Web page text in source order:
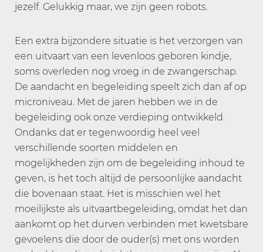
jezelf. Gelukkig maar, we zijn geen robots.
Een extra bijzondere situatie is het verzorgen van
een uitvaart van een levenloos geboren kindje,
soms overleden nog vroeg in de zwangerschap.
De aandacht en begeleiding speelt zich dan af op
microniveau. Met de jaren hebben we in de
begeleiding ook onze verdieping ontwikkeld.
Ondanks dat er tegenwoordig heel veel
verschillende soorten middelen en
mogelijkheden zijn om de begeleiding inhoud te
geven, is het toch altijd de persoonlijke aandacht
die bovenaan staat. Het is misschien wel het
moeilijkste als uitvaartbegeleiding, omdat het dan
aankomt op het durven verbinden met kwetsbare
gevoelens die door de ouder(s) met ons worden